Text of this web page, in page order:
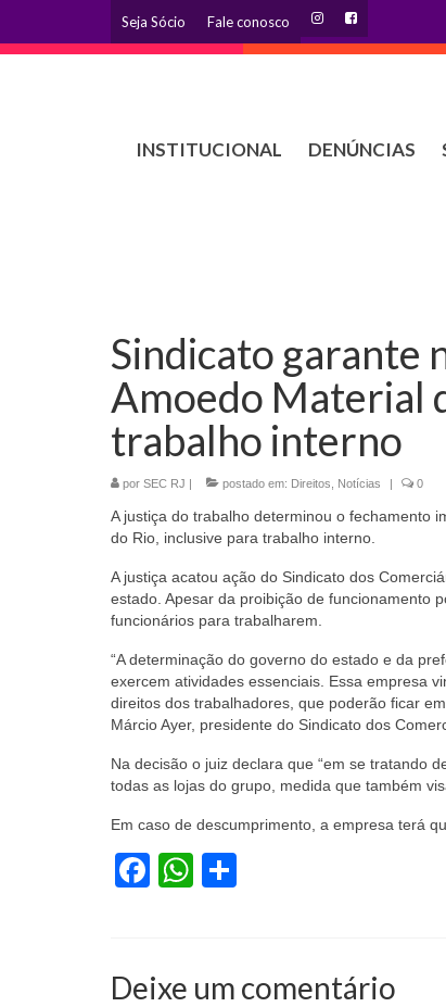
Seja Sócio Fale conosco
INSTITUCIONAL DENÚNCIAS
Sindicato garante
Amoedo Material
trabalho interno
por SEC RJ | postado em: Direitos Notícias | 0
A justiça do trabalho determinou o fechamento
do Rio, inclusive para trabalho interno.
A justiça acatou ação do Sindicato dos
estado. Apesar da proibição de funcionamento
funcionários para trabalharem.
“A determinação do governo do estado e da
exercem atividades essenciais. Essa empresa
direitos dos trabalhadores, que poderão ficar
Márcio Ayer, presidente do Sindicato dos
Na decisão o juiz declara que “em se tratando
todas as lojas do grupo, medida que também
Em caso de descumprimento, a empresa terá
Facebook
WhatsApp
Deixe um comentário